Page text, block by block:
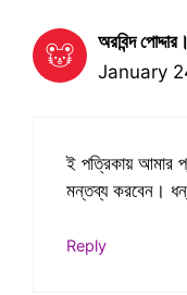
অরবিন্দ পোদ্দার।
January
ই পত্রিকায় আমার
মন্তব্য করবেন।
Reply